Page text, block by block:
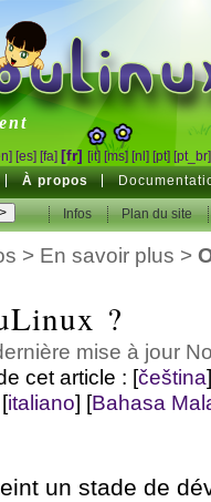
[es] [fa] [fr] [it] [ms] [nl] [pt] [pt_br]
À propos
Infos Plan du site
> En savoir plus >
?
mise à jour
cet article : [čeština]
[italiano] [Bahasa
un stade de